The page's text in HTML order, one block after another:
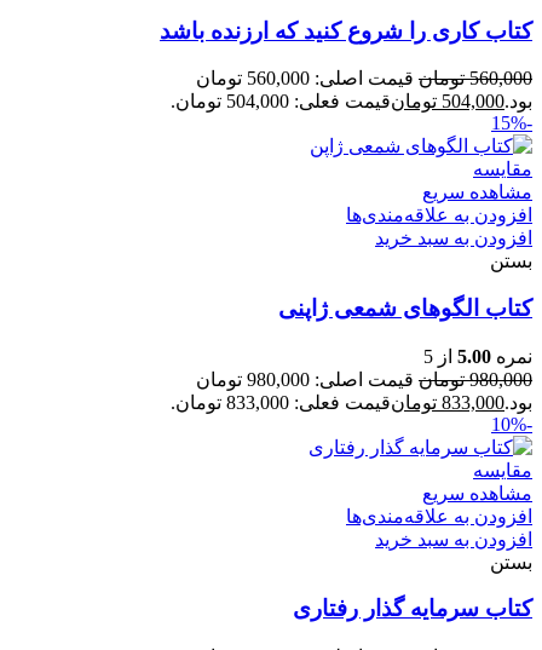
کتاب کاری را شروع کنید که ارزنده باشد
560,000 تومان
قیمت اصلی: 560,000 تومان
بود.504,000 تومانقیمت فعلی: 504,000 تومان.
-15%
مقایسه
مشاهده سریع
افزودن به علاقه‌مندی‌ها
افزودن به سبد خرید
بستن
کتاب الگوهای شمعی ژاپنی
نمره 5.00 از 5
980,000 تومان
قیمت اصلی: 980,000 تومان
بود.833,000 تومانقیمت فعلی: 833,000 تومان.
-10%
مقایسه
مشاهده سریع
افزودن به علاقه‌مندی‌ها
افزودن به سبد خرید
بستن
کتاب سرمایه گذار رفتاری